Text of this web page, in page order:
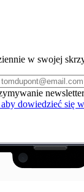
w swojej
dowiedzieć się